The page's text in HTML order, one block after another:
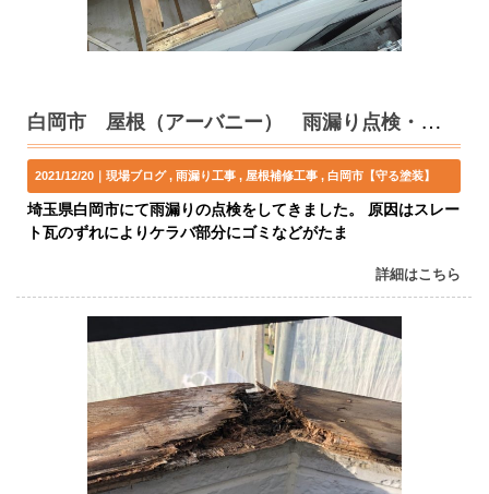
白岡市 屋根（アーバニー） 雨漏り点検・補修
2021/12/20｜現場ブログ 雨漏り工事 屋根補修工事 白岡市【守る塗装】
埼玉県白岡市にて雨漏りの点検をしてきました。 原因はスレー
ト瓦のずれによりケラバ部分にゴミなどがたま
詳細はこちら